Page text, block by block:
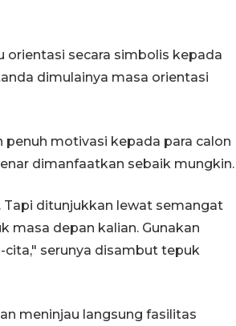
orientasi secara simbolis kepada
dimulainya masa orientasi
motivasi kepada para calon
dimanfaatkan sebaik mungkin.
Tapi ditunjukkan lewat semangat
masa depan kalian. Gunakan
serunya disambut tepuk
meninjau langsung fasilitas
rasa protes penataan
Higienis